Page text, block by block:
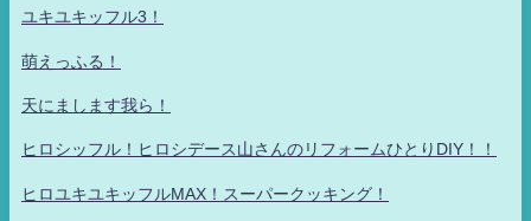
ユキユキッフル3！
萌えっふる！
天にまします我ら！
ヒロシッフル！ヒロシデース山さんのリフォームひとりDIY！！
ヒロユキユキッフルMAX！スーパークッキング！